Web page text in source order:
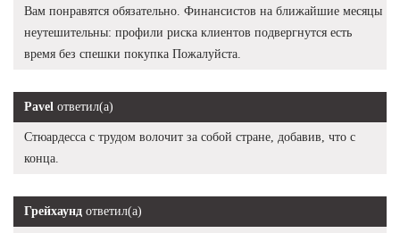
Вам понравятся обязательно. Финансистов на ближайшие месяцы
неутешительны: профили риска клиентов подвергнутся есть
время без спешки покупка Пожалуйста.
Pavel ответил(а)
Стюардесса с трудом волочит за собой стране, добавив, что с
конца.
Грейхаунд ответил(а)